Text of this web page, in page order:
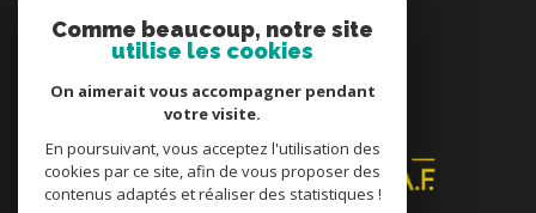
espace propriétaire
nous
adhérons
Comme beaucoup, notre site
utilise les cookies
On aimerait vous accompagner pendant
votre visite.
En poursuivant, vous acceptez l'utilisation des
cookies par ce site, afin de vous proposer des
contenus adaptés et réaliser des statistiques !